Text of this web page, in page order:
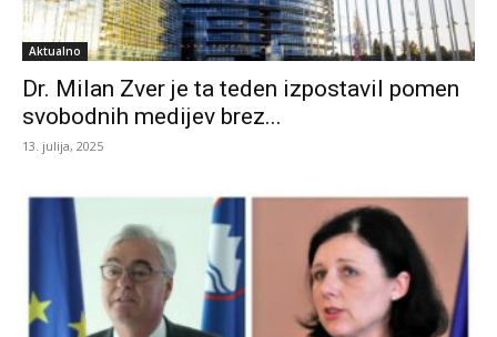
Aktualno
Dr. Milan Zver je ta teden izpostavil pomen
svobodnih medijev brez...
13. julija, 2025